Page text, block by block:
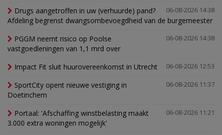
06-08-2026 14:38
Drugs aangetroffen in uw (verhuurde) pand?
Afdeling begrenst dwangsombevoegdheid van de burgemeester
06-08-2026 14:38
PGGM neemt risico op Poolse
vastgoedleningen van 1,1 mrd over
06-08-2026 12:53
Impact Fit sluit huurovereenkomst in Utrecht
06-08-2026 11:37
SportCity opent nieuwe vestiging in
Doetinchem
06-08-2026 11:21
Portaal: 'Afschaffing winstbelasting maakt
3.000 extra woningen mogelijk'